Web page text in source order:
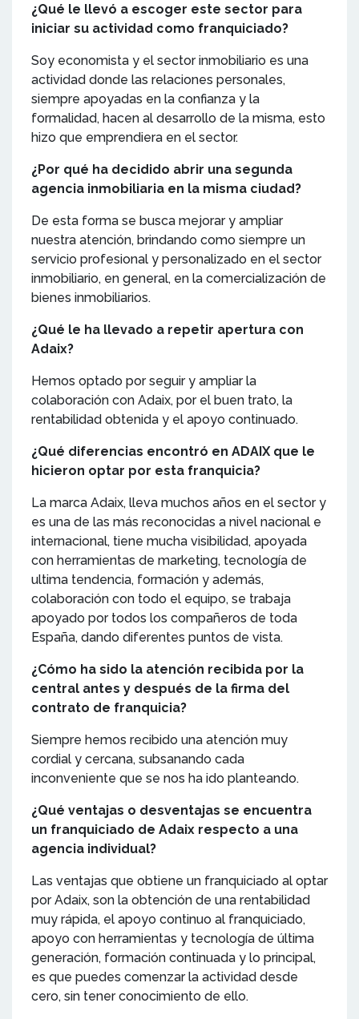
¿Qué le llevó a escoger este sector para
iniciar su actividad como franquiciado?
Soy economista y el sector inmobiliario es una
actividad donde las relaciones personales,
siempre apoyadas en la confianza y la
formalidad, hacen al desarrollo de la misma, esto
hizo que emprendiera en el sector.
¿Por qué ha decidido abrir una segunda
agencia inmobiliaria en la misma ciudad?
De esta forma se busca mejorar y ampliar
nuestra atención, brindando como siempre un
servicio profesional y personalizado en el sector
inmobiliario, en general, en la comercialización de
bienes inmobiliarios.
¿Qué le ha llevado a repetir apertura con
Adaix?
Hemos optado por seguir y ampliar la
colaboración con Adaix, por el buen trato, la
rentabilidad obtenida y el apoyo continuado.
¿Qué diferencias encontró en ADAIX que le
hicieron optar por esta franquicia?
La marca Adaix, lleva muchos años en el sector y
es una de las más reconocidas a nivel nacional e
internacional, tiene mucha visibilidad, apoyada
con herramientas de marketing, tecnología de
ultima tendencia, formación y además,
colaboración con todo el equipo, se trabaja
apoyado por todos los compañeros de toda
España, dando diferentes puntos de vista.
¿Cómo ha sido la atención recibida por la
central antes y después de la firma del
contrato de franquicia?
Siempre hemos recibido una atención muy
cordial y cercana, subsanando cada
inconveniente que se nos ha ido planteando.
¿Qué ventajas o desventajas se encuentra
un franquiciado de Adaix respecto a una
agencia individual?
Las ventajas que obtiene un franquiciado al optar
por Adaix, son la obtención de una rentabilidad
muy rápida, el apoyo continuo al franquiciado,
apoyo con herramientas y tecnología de última
generación, formación continuada y lo principal,
es que puedes comenzar la actividad desde
cero, sin tener conocimiento de ello.